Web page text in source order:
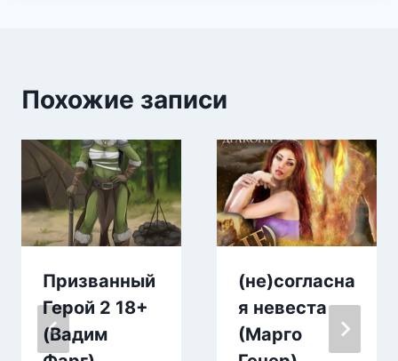
Похожие записи
Призванный
Герой 2 18+
(Вадим
(не)согласна
я невеста
(Марго